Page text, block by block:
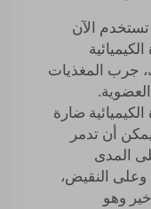
تستخدم الآن
جرب المغذيات
العضوية.
الكيميائية ضارة
أن تدمر
المدى
وعلى النقيض،
وهو